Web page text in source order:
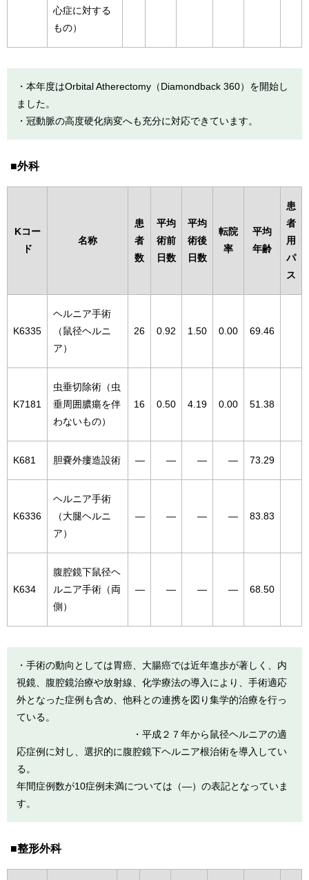
心症に対する
もの）
・本年度はOrbital Atherectomy（Diamondback 360）を開始し
ました。
・冠動脈の高度硬化病変へも充分に対応できています。
外科
Kコー
ド
名称
患
者
数
平均
術前
日数
平均
術後
日数
転院
率
平均
年齢
患
者
用
パ
ス
K6335
ヘルニア手術
（鼠径ヘルニ
ア）
26 0.92 1.50 0.00 69.46
K7181
虫垂切除術（虫
垂周囲膿瘍を伴
わないもの）
16 0.50 4.19 0.00 51.38
K681 胆嚢外瘻造設術 ― ― ― ― 73.29
K6336
ヘルニア手術
（大腿ヘルニ
ア）
― ― ― ― 83.83
K634
腹腔鏡下鼠径ヘ
ルニア手術（両
側）
― ― ― ― 68.50
・手術の動向としては胃癌、大腸癌では近年進歩が著しく、内
視鏡、腹腔鏡治療や放射線、化学療法の導入により、手術適応
外となった症例も含め、他科との連携を図り集学的治療を行っ
ている。
・平成２７年から鼠径ヘルニアの適
応症例に対し、選択的に腹腔鏡下ヘルニア根治術を導入してい
る。
年間症例数が10症例未満については（―）の表記となっていま
す。
整形外科